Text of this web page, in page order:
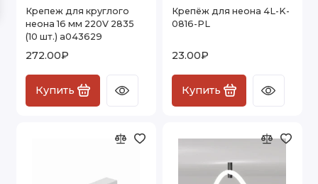
Влагозащищенная светодиодная лента
Гибкая светодиодная лента
Светодиодная лента для витрин
Крепеж для круглого
неона 16 мм 220V 2835
(10 шт.) a043629
272.00₽
Купить
Крепёж для неона 4L-K-
0816-PL
23.00₽
Купить